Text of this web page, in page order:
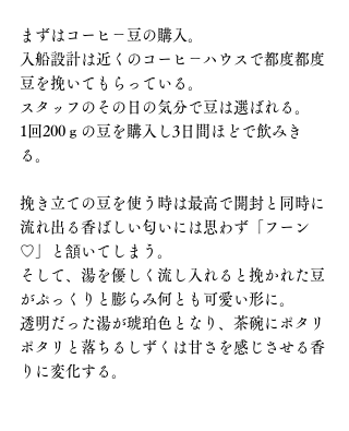
まずはコーヒ－豆の購入。
入船設計は近くのコーヒ－ハウスで都度都度
豆を挽いてもらっている。
スタッフのその日の気分で豆は選ばれる。
1回200ｇの豆を購入し3日間ほどで飲みき
る。
挽き立ての豆を使う時は最高で開封と同時に
流れ出る香ばしい匂いには思わず「フーン
♡」と頷いてしまう。
そして、湯を優しく流し入れると挽かれた豆
がぷっくりと膨らみ何とも可愛い形に。
透明だった湯が琥珀色となり、茶碗にポタリ
ポタリと落ちるしずくは甘さを感じさせる香
りに変化する。